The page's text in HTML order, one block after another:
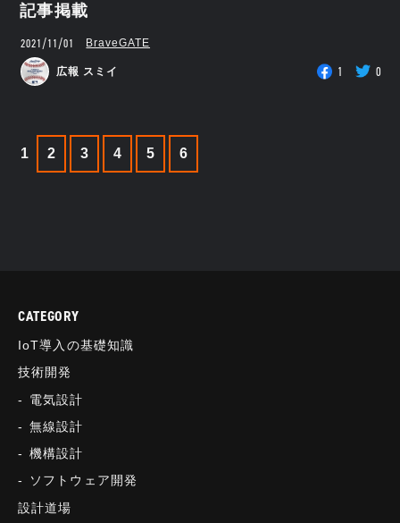
記事掲載
2021/11/01 BraveGATE
広報 スミイ 1 0
1 2 3 4 5 6
CATEGORY
IoT導入の基礎知識
技術開発
電気設計
無線設計
機構設計
ソフトウェア開発
設計道場